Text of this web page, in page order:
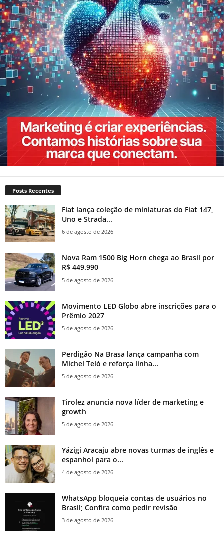
Posts Recentes
Fiat lança coleção de miniaturas do Fiat 147,
Uno e Strada...
6 de agosto de 2026
Nova Ram 1500 Big Horn chega ao Brasil por
R$ 449.990
5 de agosto de 2026
Movimento LED Globo abre inscrições para o
Prêmio 2027
5 de agosto de 2026
Perdigão Na Brasa lança campanha com
Michel Teló e reforça linha...
5 de agosto de 2026
Tirolez anuncia nova líder de marketing e
growth
5 de agosto de 2026
Yázigi Aracaju abre novas turmas de inglês e
espanhol para o...
4 de agosto de 2026
WhatsApp bloqueia contas de usuários no
Brasil; Confira como pedir revisão
3 de agosto de 2026